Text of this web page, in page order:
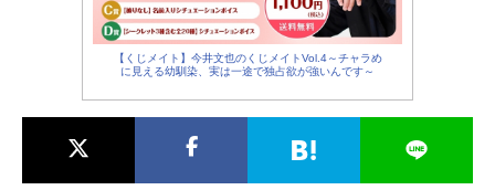
【くじメイト】今井文也のくじメイトVol.4～チャラめ
に見える幼馴染、実は一途で独占欲が強いんです～